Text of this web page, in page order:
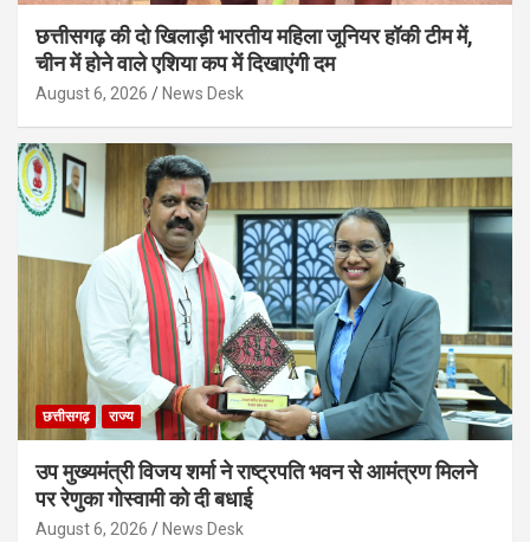
छत्तीसगढ़ की दो खिलाड़ी भारतीय महिला जूनियर हॉकी टीम में,
चीन में होने वाले एशिया कप में दिखाएंगी दम
August 6, 2026 News Desk
छत्तीसगढ़ राज्य
उप मुख्यमंत्री विजय शर्मा ने राष्ट्रपति भवन से आमंत्रण मिलने
पर रेणुका गोस्वामी को दी बधाई
August 6, 2026 News Desk